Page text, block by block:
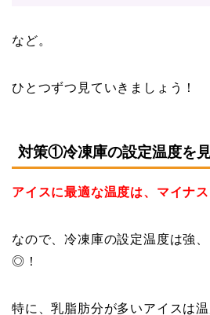
など。
ひとつずつ見ていきましょう！
対策①冷凍庫の設定温度を
アイスに最適な温度は、マイナ
なので、冷凍庫の設定温度は強
◎！
特に、乳脂肪分が多いアイスは